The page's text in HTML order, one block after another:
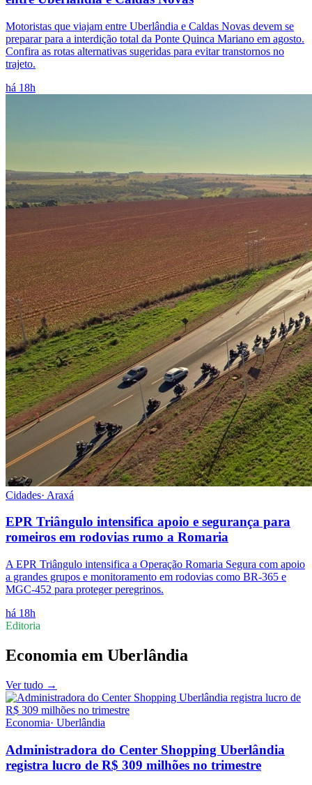
Motoristas que viajam entre Uberlândia e Caldas Novas devem se
preparar para a interdição total da Ponte Quinca Mariano em agosto.
Confira as rotas alternativas sugeridas para evitar transtornos no
trajeto.
há 18h
Cidades· Araxá
EPR Triângulo intensifica apoio e segurança para
romeiros em rodovias rumo a Romaria
A EPR Triângulo intensifica a Operação Romaria Segura com apoio
a grandes grupos e monitoramento em rodovias como BR-365 e
MGC-452 para proteger peregrinos.
há 18h
Editoria
Economia em Uberlândia
Ver tudo →
Economia· Uberlândia
Administradora do Center Shopping Uberlândia
registra lucro de R$ 309 milhões no trimestre